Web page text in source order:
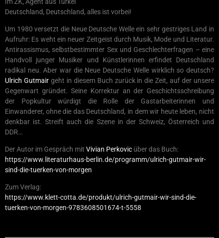
Im ZK, Agent aus Türkei
Deutschland, Deutschland, alles ist vorbei!
Um 1980 versetzt die Neue Deutsche Welle ein sehr gestriges Land in
Aufruhr: Es weht ein neuer Zeitgeist durch Musik, Mode und Literatur.
Antirassismus, selbstbestimmter Sex und Geschlechterfragen – eine
Handvoll junger Musiker und Künstlerinnen erfindet Deutschland
radikal neu. Aber war die Neue Deutsche Welle wirklich so deutsch?
Ulrich Gutmairgeht in diesem Buch zurück in die Zeit, auf der unsere
Gegenwart gründet. Seine Korrektur an der Geschichtsschreibung
der Popkultur würdigt die Rolle der Gastarbeiterinnen und
Einwanderer, ohne die das Deutschland, in dem wir heute leben, nicht
denkbar ist. Streift auch die Szene in der Schweiz, Österreich und
DDR…
Der Autor im Gespräch mit Vivian Perkovic über das Buch:
https://www.literaturhaus-berlin.de/programm/ulrich-gutmair-wir-
sind-die-tuerken-von-morgen
Zum Verlag:
https://www.klett-cotta.de/produkt/ulrich-gutmair-wir-sind-die-
tuerken-von-morgen-9783608501674-t-5558